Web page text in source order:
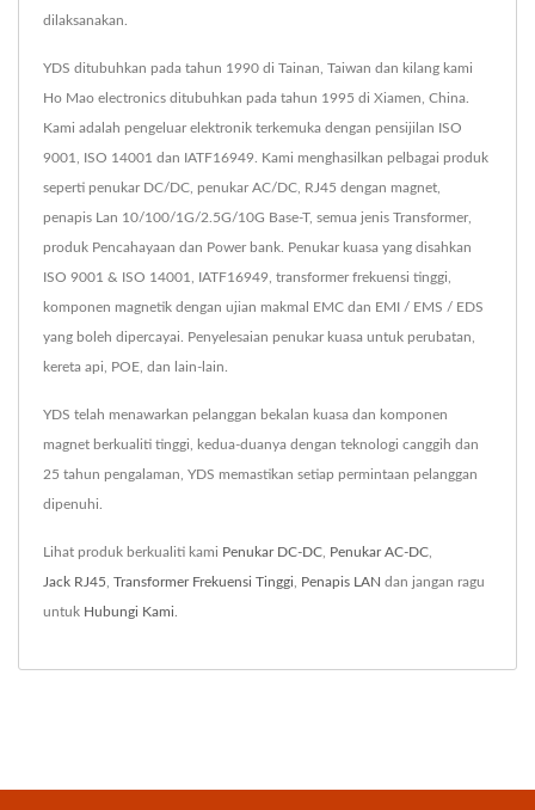
dilaksanakan.
YDS ditubuhkan pada tahun 1990 di Tainan, Taiwan dan kilang kami
Ho Mao electronics ditubuhkan pada tahun 1995 di Xiamen, China.
Kami adalah pengeluar elektronik terkemuka dengan pensijilan ISO
9001, ISO 14001 dan IATF16949. Kami menghasilkan pelbagai produk
seperti penukar DC/DC, penukar AC/DC, RJ45 dengan magnet,
penapis Lan 10/100/1G/2.5G/10G Base-T, semua jenis Transformer,
produk Pencahayaan dan Power bank. Penukar kuasa yang disahkan
ISO 9001 & ISO 14001, IATF16949, transformer frekuensi tinggi,
komponen magnetik dengan ujian makmal EMC dan EMI / EMS / EDS
yang boleh dipercayai. Penyelesaian penukar kuasa untuk perubatan,
kereta api, POE, dan lain-lain.
YDS telah menawarkan pelanggan bekalan kuasa dan komponen
magnet berkualiti tinggi, kedua-duanya dengan teknologi canggih dan
25 tahun pengalaman, YDS memastikan setiap permintaan pelanggan
dipenuhi.
Lihat produk berkualiti kami Penukar DC-DC Penukar AC-DC
Jack RJ45 Transformer Frekuensi Tinggi Penapis LAN dan jangan ragu
untuk Hubungi Kami